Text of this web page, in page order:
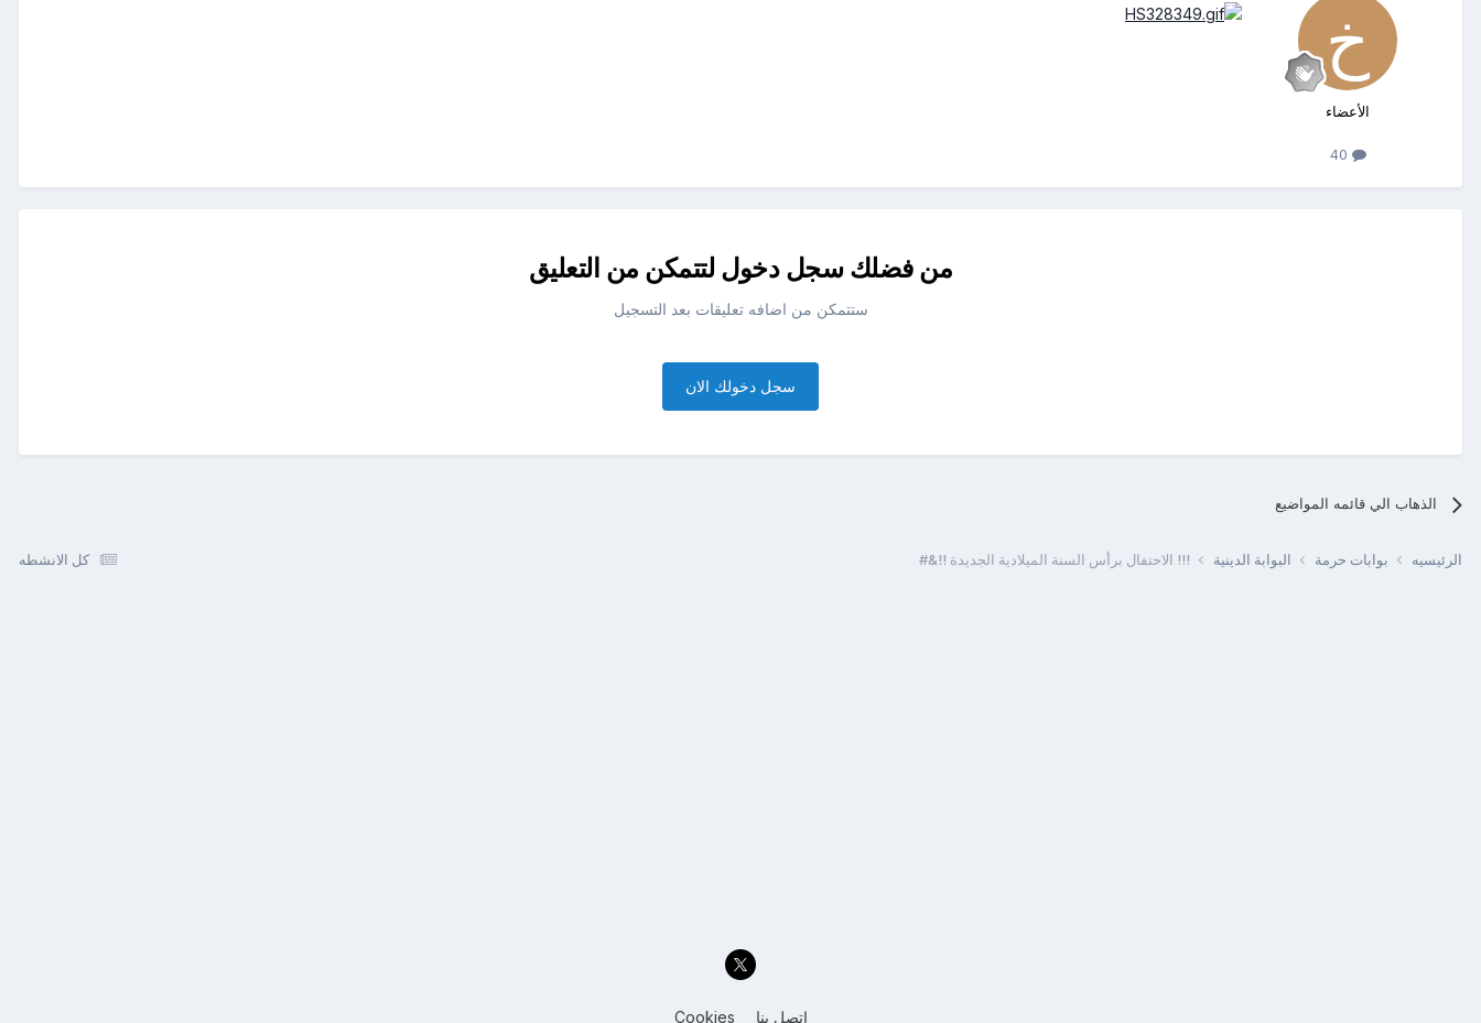
الأعضاء
من فضلك سجل دخول لتتمكن من التعليق
ستتمكن من اضافه تعليقات بعد التسجيل
سجل دخولك الان
الذهاب الي قائمه المواضيع
كل الانشطه الرئيسيه بوابات حرمة البوابة الدينية !!! الاحتفال برأس السنة الميلادية الجديدة !!&#
اتصل بنا Cookies